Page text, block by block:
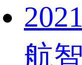
航